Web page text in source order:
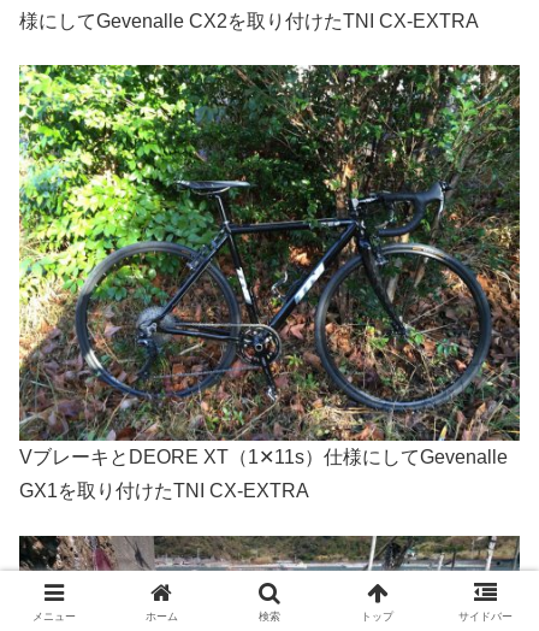
様にしてGevenalle CX2を取り付けたTNI CX-EXTRA
VブレーキとDEORE XT（1✕11s）仕様にしてGevenalle
GX1を取り付けたTNI CX-EXTRA
メニュー ホーム 検索 トップ サイドバー